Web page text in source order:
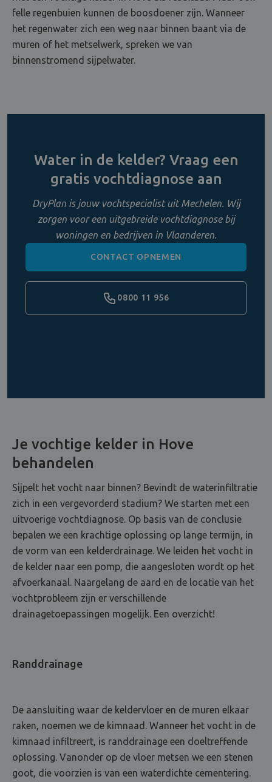
felle regenbuien kunnen de boosdoener zijn. Wanneer
het regenwater zich een weg naar binnen baant via de
muren of het metselwerk, spreken we van
binnenstromend sijpelwater.
Water in de kelder? Vraag een
gratis vochtdiagnose aan
DryPlan is jouw vochtspecialist uit Mechelen. Wij
zorgen voor een uitgebreide vochtdiagnose bij
woningen en bedrijven in Vlaanderen.
CONTACT OPNEMEN
0800 11 956
Je vochtige kelder in Hove
behandelen
Sijpelt het vocht naar binnen? Bevindt de waterinfiltratie
zich in een vergevorderd stadium? We starten met een
uitvoerige vochtdiagnose. Op basis van de conclusie
bepalen we een krachtige oplossing op lange termijn, in
de vorm van een kelderdrainage. We leiden het vocht in
de kelder naar een pomp, die aangesloten wordt op het
afvoerkanaal. Naargelang de aard en de locatie van het
vochtprobleem zijn er verschillende
drainagetoepassingen mogelijk. Een overzicht!
Randdrainage
De aansluiting waar de keldervloer en de muren elkaar
raken, noemen we de kimnaad. Wanneer het vocht in de
kimnaad infiltreert, is randdrainage een doeltreffende
oplossing. Vanonder op de vloer metsen we een stenen
goot, die voorzien is van een waterdichte cementering.